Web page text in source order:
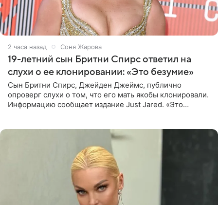
2 часа назад Соня Жарова
19-летний сын Бритни Спирс ответил на
слухи о ее клонировании: «Это безумие»
Сын Бритни Спирс, Джейден Джеймс, публично
опроверг слухи о том, что его мать якобы клонировали.
Информацию сообщает издание Just Jared. «Это